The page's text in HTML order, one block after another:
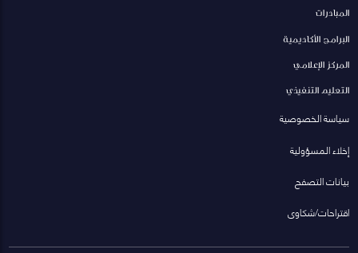
المبادرات
البرامج الأكاديمية
المركز الإعلامي
التعليم التنفيذي
سياسة الخصوصية
إخلاء المسؤولية
بيانات التصفح
اقتراحات/شكاوى